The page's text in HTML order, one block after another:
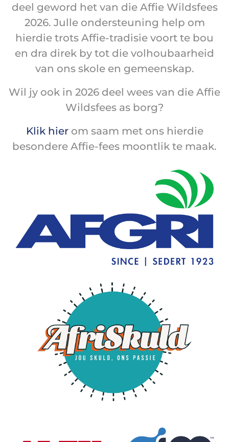
deel geword het van die Affie Wildsfees
2026. Julle ondersteuning help om
hierdie trots Affie-tradisie voort te bou
en dra direk by tot die volhoubaarheid
van ons skole en gemeenskap.
Wil jy ook in 2026 deel wees van die Affie
Wildsfees as borg?
Klik hierom saam met ons hierdie
besondere Affie-fees moontlik te maak.